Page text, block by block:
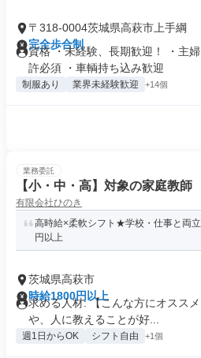
〒318-0004茨城県高萩市上手綱
完全歩合制
資格 ・未経験、長期歓迎！ ・主
許必須 ・車輌持ち込み歓迎
制服あり 業界未経験歓迎 +14個
業務委託
【小・中・高】対象の家庭教師
有限会社ひのき
高時給×柔軟シフト★学校・仕事と両
円以上
茨城県高萩市
時給1800円以上
求める人材: 【こんな方にオスス
や、人に教えることが好...
週1日からOK シフト自由 +1個